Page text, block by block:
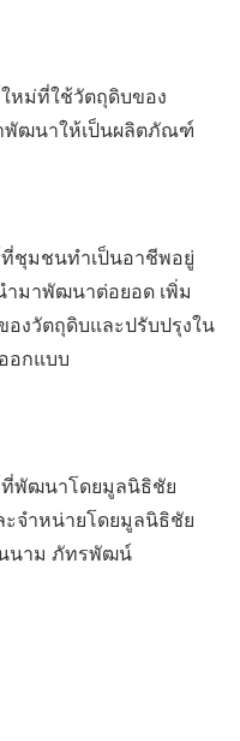
หม่ที่ใช้วัตถุดิบของ
ฒนาให้เป็นผลิตภัณฑ์
ชุมชนทำเป็นอาชีพอยู่
ำมาพัฒนาต่อยอด เพิ่ม
งวัตถุดิบและปรับปรุงใน
อกแบบ
พัฒนาโดยมูลนิธิชัย
จำหน่ายโดยมูลนิธิชัย
นาม ภัทรพัฒน์